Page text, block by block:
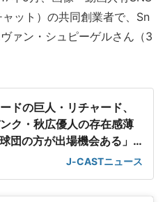
ット）の共同創業者で、Sn
ァン・シュピーゲルさん（3
ドの巨人・リチャード、
ク・秋広優人の存在感薄
団の方が出場機会ある」
J-CASTニュース